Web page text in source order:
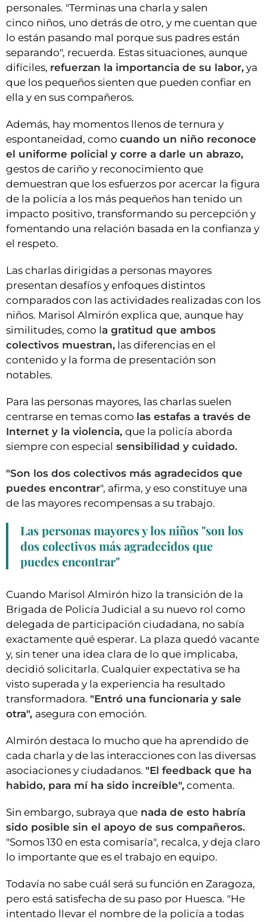
personales. "Terminas una charla y salen
cinco niños, uno detrás de otro, y me cuentan que
lo están pasando mal porque sus padres están
separando", recuerda. Estas situaciones, aunque
difíciles, refuerzan la importancia de su labor, ya
que los pequeños sienten que pueden confiar en
ella y en sus compañeros.
Además, hay momentos llenos de ternura y
espontaneidad, como cuando un niño reconoce
el uniforme policial y corre a darle un abrazo,
gestos de cariño y reconocimiento que
demuestran que los esfuerzos por acercar la figura
de la policía a los más pequeños han tenido un
impacto positivo, transformando su percepción y
fomentando una relación basada en la confianza y
el respeto.
Las charlas dirigidas a personas mayores
presentan desafíos y enfoques distintos
comparados con las actividades realizadas con los
niños. Marisol Almirón explica que, aunque hay
similitudes, como la gratitud que ambos
colectivos muestran, las diferencias en el
contenido y la forma de presentación son
notables.
Para las personas mayores, las charlas suelen
centrarse en temas como las estafas a través de
Internet y la violencia, que la policía aborda
siempre con especial sensibilidad y cuidado.
"Son los dos colectivos más agradecidos que
puedes encontrar", afirma, y eso constituye una
de las mayores recompensas a su trabajo.
Las personas mayores y los niños "son los
dos colectivos más agradecidos que
puedes encontrar"
Cuando Marisol Almirón hizo la transición de la
Brigada de Policía Judicial a su nuevo rol como
delegada de participación ciudadana, no sabía
exactamente qué esperar. La plaza quedó vacante
y, sin tener una idea clara de lo que implicaba,
decidió solicitarla. Cualquier expectativa se ha
visto superada y la experiencia ha resultado
transformadora. "Entró una funcionaria y sale
otra", asegura con emoción.
Almirón destaca lo mucho que ha aprendido de
cada charla y de las interacciones con las diversas
asociaciones y ciudadanos. "El feedback que ha
habido, para mí ha sido increíble", comenta.
Sin embargo, subraya que nada de esto habría
sido posible sin el apoyo de sus compañeros.
"Somos 130 en esta comisaría", recalca, y deja claro
lo importante que es el trabajo en equipo.
Todavía no sabe cuál será su función en Zaragoza,
pero está satisfecha de su paso por Huesca. "He
intentado llevar el nombre de la policía a todas